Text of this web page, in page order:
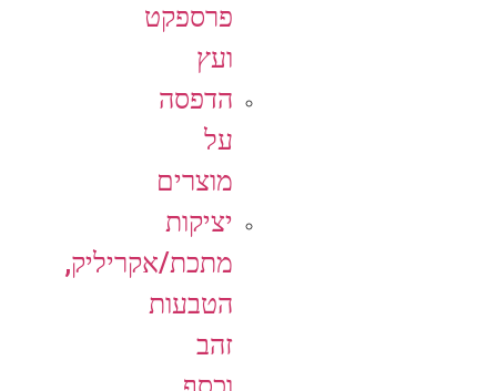
פרספקט
ועץ
הדפסה
על
מוצרים
יציקות
מתכת/אקריליק,
הטבעות
זהב